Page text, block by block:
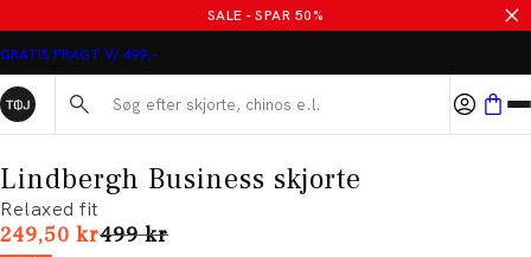
SALE - SPAR 50%
GRATIS FRAGT V/ 499,-
Søg her...
Lindbergh Business skjorte
Relaxed fit
249,50 krI alt (uden rabat)
499 kr